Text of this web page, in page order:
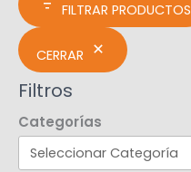
FILTRAR PRODUCTOS
CERRAR
Filtros
Categorías